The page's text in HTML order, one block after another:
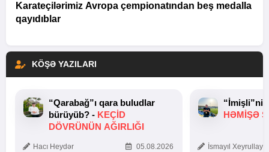
Karateçilərimiz Avropa çempionatından beş medalla
qayıdıblar
KÖŞƏ YAZILARI
“Qarabağ”ı qara buludlar
bürüyüb? - KEÇID
DÖVRÜNÜN AĞIRLIĞI
Hacı Heydər 05.08.2026
HƏMIŞƏ
İsmayıl